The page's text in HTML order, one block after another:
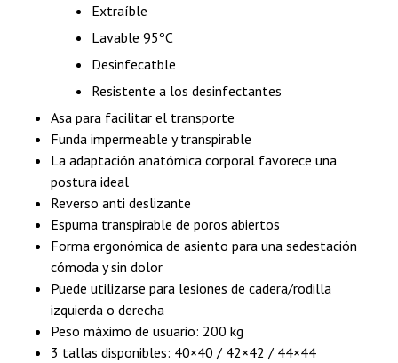
Extraíble
Lavable 95ºC
Desinfecatble
Resistente a los desinfectantes
Asa para facilitar el transporte
Funda impermeable y transpirable
La adaptación anatómica corporal favorece una
postura ideal
Reverso anti deslizante
Espuma transpirable de poros abiertos
Forma ergonómica de asiento para una sedestación
cómoda y sin dolor
Puede utilizarse para lesiones de cadera/rodilla
izquierda o derecha
Peso máximo de usuario: 200 kg
3 tallas disponibles: 40×40 / 42×42 / 44×44